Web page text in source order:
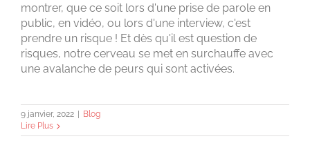
montrer, que ce soit lors d'une prise de parole en
public, en vidéo, ou lors d'une interview, c'est
prendre un risque ! Et dès qu'il est question de
risques, notre cerveau se met en surchauffe avec
une avalanche de peurs qui sont activées.
9 janvier, 2022 | Blog
Lire Plus